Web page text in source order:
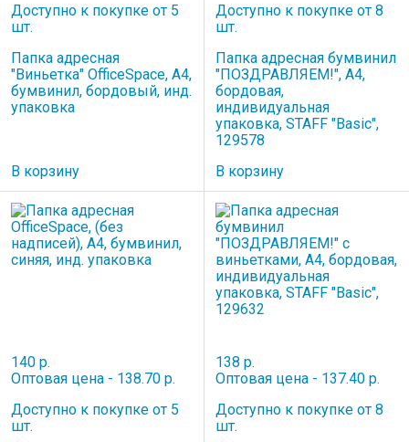
Доступно к покупке от 5
шт.
Папка адресная
"Виньетка" OfficeSpace, А4,
бумвинил, бордовый, инд.
упаковка
В корзину
Доступно к покупке от 8
шт.
Папка адресная бумвинил
"ПОЗДРАВЛЯЕМ!", А4,
бордовая,
индивидуальная
упаковка, STAFF "Basic",
129578
В корзину
140 р.
Оптовая цена - 138.70 р.
Доступно к покупке от 5
шт.
138 р.
Оптовая цена - 137.40 р.
Доступно к покупке от 8
шт.